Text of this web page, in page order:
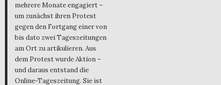
mehrere Monate engagiert –
um zunächst ihren Protest
gegen den Fortgang einer von
bis dato zwei Tageszeitungen
am Ort zu artikulieren. Aus
dem Protest wurde Aktion –
und daraus entstand die
Online-Tageszeitung. Sie ist